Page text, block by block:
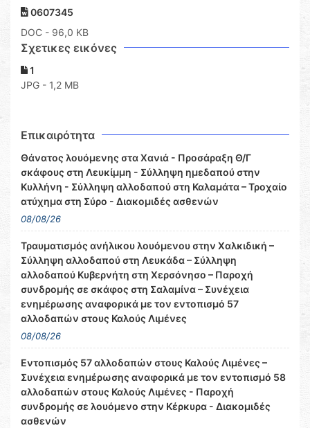
0607345
DOC - 96,0 KB
Σχετικες εικόνες
1
JPG - 1,2 MB
Επικαιρότητα
Θάνατος λουόμενης στα Χανιά - Προσάραξη Θ/Γ
σκάφους στη Λευκίμμη - Σύλληψη ημεδαπού στην
Κυλλήνη - Σύλληψη αλλοδαπού στη Καλαμάτα – Τροχαίο
ατύχημα στη Σύρο - Διακομιδές ασθενών
08/08/26
Τραυματισμός ανήλικου λουόμενου στην Χαλκιδική –
Σύλληψη αλλοδαπού στη Λευκάδα – Σύλληψη
αλλοδαπού Κυβερνήτη στη Χερσόνησο – Παροχή
συνδρομής σε σκάφος στη Σαλαμίνα – Συνέχεια
ενημέρωσης αναφορικά με τον εντοπισμό 57
αλλοδαπών στους Καλούς Λιμένες
08/08/26
Εντοπισμός 57 αλλοδαπών στους Καλούς Λιμένες –
Συνέχεια ενημέρωσης αναφορικά με τον εντοπισμό 58
αλλοδαπών στους Καλούς Λιμένες - Παροχή
συνδρομής σε λουόμενο στην Κέρκυρα - Διακομιδές
ασθενών